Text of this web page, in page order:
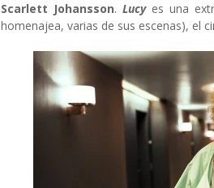
Scarlett Johansson. Lucy es una
homenajea, varias de sus escenas), el